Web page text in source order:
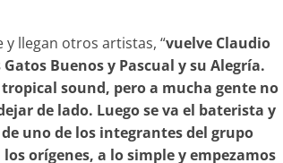
llegan otros artistas, “vuelve Claudio
Buenos y Pascual y su Alegría.
sound, pero a mucha gente no
de lado. Luego se va el baterista y
uno de los integrantes del grupo
orígenes, a lo simple y empezamos